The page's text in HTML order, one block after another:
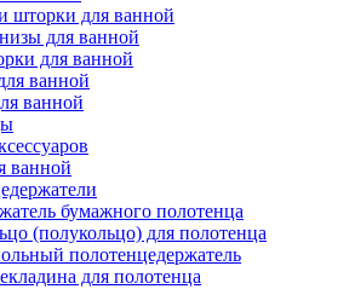
шторки для ванной
для ванной
для ванной
ванной
ванной
ванной
бумажного полотенца
(полукольцо) для полотенца
полотенцедержатель
для полотенца